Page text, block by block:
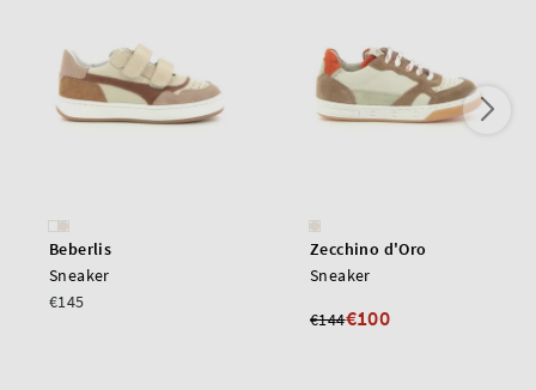
Beberlis
Sneaker
€145
Zecchino d'Oro
Sneaker
€144€100